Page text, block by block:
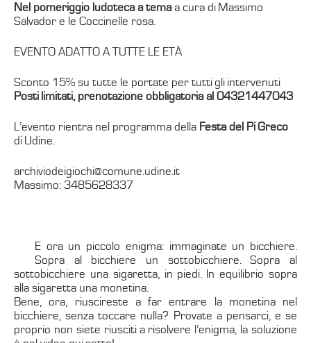
Nel pomeriggio ludoteca a temaa cura di Massimo
Salvador e le Coccinelle rosa.
EVENTO ADATTO A TUTTE LE ETÀ
Sconto 15% su tutte le portate per tutti gli intervenuti
Posti limitati, prenotazione obbligatoria al 04321447043
L’evento rientra nel programma della Festa del Pi Greco
di Udine.
archiviodeigiochi@comune.udine.it
Massimo: 3485628337
E ora un piccolo enigma: immaginate un bicchiere.
Sopra al bicchiere un sottobicchiere. Sopra al
sottobicchiere una sigaretta, in piedi. In equilibrio sopra
alla sigaretta una monetina.
Bene, ora, riuscireste a far entrare la monetina nel
bicchiere, senza toccare nulla? Provate a pensarci, e se
proprio non siete riusciti a risolvere l’enigma, la soluzione